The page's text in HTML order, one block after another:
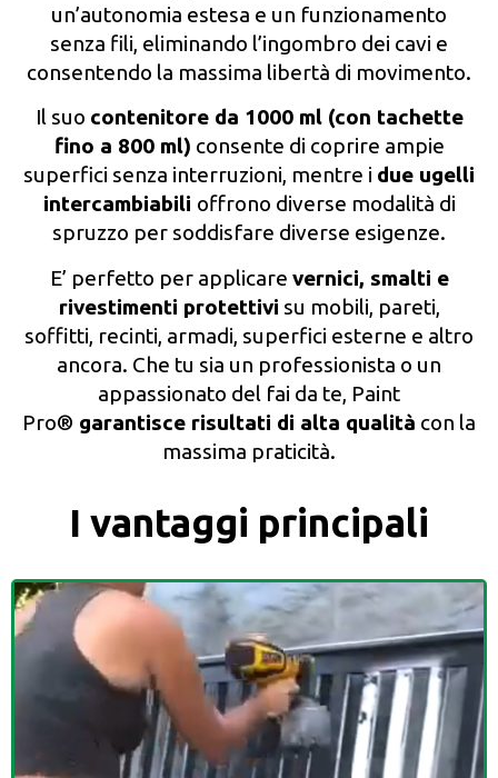
un’autonomia estesa e un funzionamento
senza fili, eliminando l’ingombro dei cavi e
consentendo la massima libertà di movimento.
Il suo contenitore da 1000 ml (con tachette
fino a 800 ml) consente di coprire ampie
superfici senza interruzioni, mentre i due ugelli
intercambiabili offrono diverse modalità di
spruzzo per soddisfare diverse esigenze.
E’ perfetto per applicare vernici, smalti e
rivestimenti protettivi su mobili, pareti,
soffitti, recinti, armadi, superfici esterne e altro
ancora. Che tu sia un professionista o un
appassionato del fai da te, Paint
Pro® garantisce risultati di alta qualità con la
massima praticità.
I vantaggi principali